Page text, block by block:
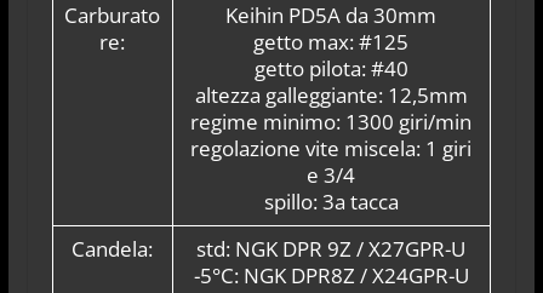
Carburato
re:
Keihin PD5A da 30mm
getto max: #125
getto pilota: #40
altezza galleggiante: 12,5mm
regime minimo: 1300 giri/min
regolazione vite miscela: 1 giri
e 3/4
spillo: 3a tacca
Candela:
std: NGK DPR 9Z / X27GPR-U
-5°C: NGK DPR8Z / X24GPR-U